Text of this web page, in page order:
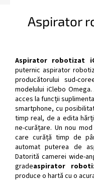
Aspirator
Aspirator robotizat
puternic aspirator
producătorului sud-
modelului iClebo
acces la funcții
smartphone, cu
timp real, de a edita
ne-curățare. Un nou
care curăță timp de
automat puterea de
Datorită camerei wide-
gradeaspirator
produce o hartă cu o